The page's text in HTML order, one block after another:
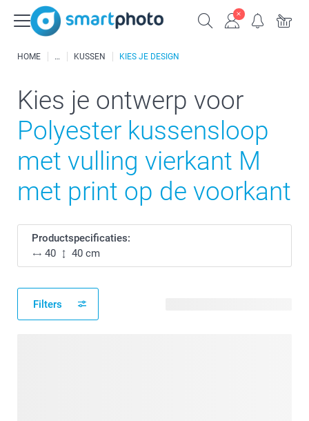
HOME KUSSEN KIES JE DESIGN
Kies je ontwerp voor
Polyester kussensloop
met vulling vierkant M
met print op de voorkant
Productspecificaties:
40
40 cm
Filters